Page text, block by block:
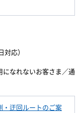
応）
なれないお客さま／通
・迂回ルートのご案